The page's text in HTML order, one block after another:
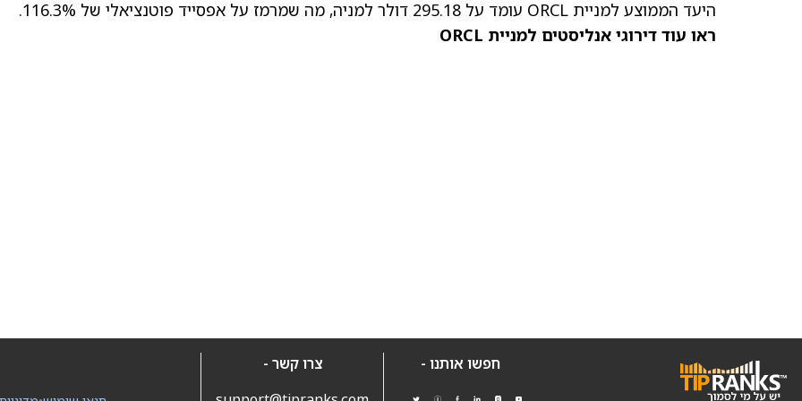
היעד הממוצע למניית ORCL
עומד על 295.18 דולר למניה, מה שמרמז על אפסייד פוטנציאלי של 116.3%.
ראו עוד דירוגי אנליסטים למניית ORCL
חפשו אותנו -
צרו קשר -